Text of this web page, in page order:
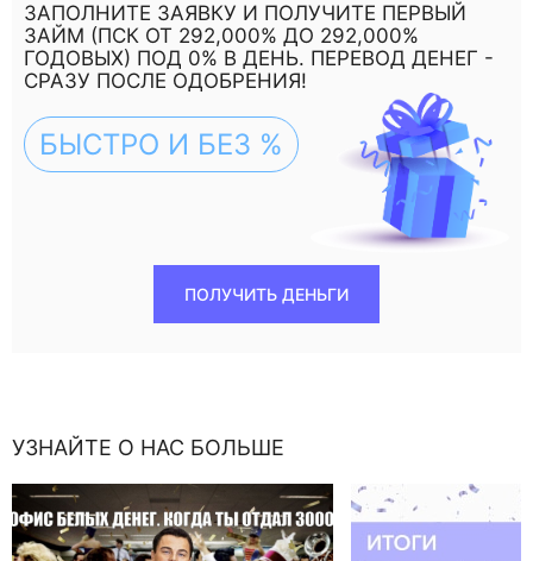
ЗАПОЛНИТЕ ЗАЯВКУ И ПОЛУЧИТЕ ПЕРВЫЙ
ЗАЙМ (ПСК ОТ 292,000% ДО 292,000%
ГОДОВЫХ) ПОД 0% В ДЕНЬ. ПЕРЕВОД ДЕНЕГ -
СРАЗУ ПОСЛЕ ОДОБРЕНИЯ!
БЫСТРО И БЕЗ %
ПОЛУЧИТЬ ДЕНЬГИ
УЗНАЙТЕ О НАС БОЛЬШЕ